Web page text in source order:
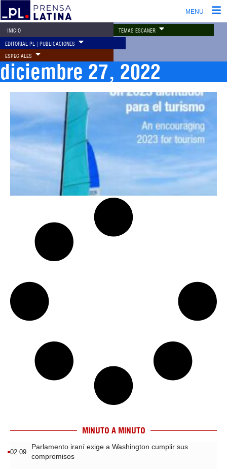
MENU
INICIO TEMAS ESCÁNER
EDITORIAL PL | PUBLICACIONES
ESPECIALES
diciembre 27, 2022
MINUTO A MINUTO
02:09
Parlamento iraní exige a Washington cumplir sus
compromisos